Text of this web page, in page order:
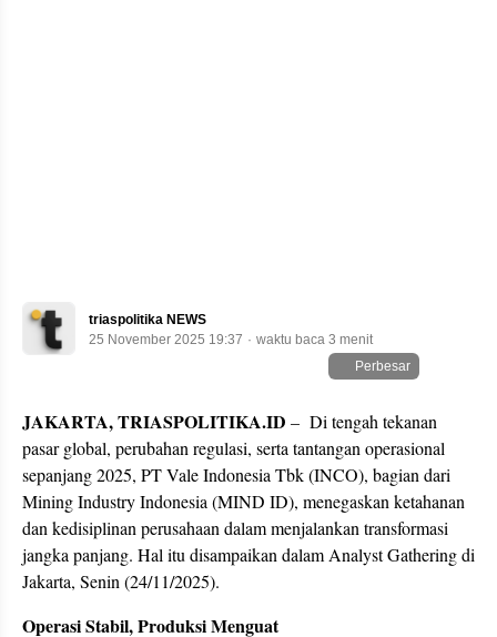
triaspolitika NEWS
25 November 2025 19:37
waktu baca 3 menit
Perbesar
JAKARTA, TRIASPOLITIKA.ID – Di tengah tekanan
pasar global, perubahan regulasi, serta tantangan operasional
sepanjang 2025, PT Vale Indonesia Tbk (INCO), bagian dari
Mining Industry Indonesia (MIND ID), menegaskan ketahanan
dan kedisiplinan perusahaan dalam menjalankan transformasi
jangka panjang. Hal itu disampaikan dalam Analyst Gathering di
Jakarta, Senin (24/11/2025).
Operasi Stabil, Produksi Menguat